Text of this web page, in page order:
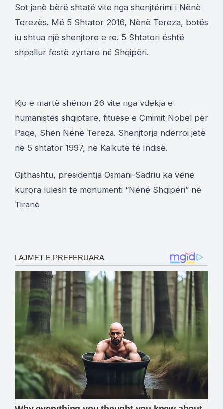
Sot janë bërë shtatë vite nga shenjtërimi i Nënë
Terezës. Më 5 Shtator 2016, Nënë Tereza, botës
iu shtua një shenjtore e re. 5 Shtatori është
shpallur festë zyrtare në Shqipëri.
Kjo e martë shënon 26 vite nga vdekja e
humanistes shqiptare, fituese e Çmimit Nobel për
Paqe, Shën Nënë Tereza. Shenjtorja ndërroi jetë
në 5 shtator 1997, në Kalkutë të Indisë.
Gjithashtu, presidentja Osmani-Sadriu ka vënë
kurora lulesh te monumenti “Nënë Shqipëri” në
Tiranë